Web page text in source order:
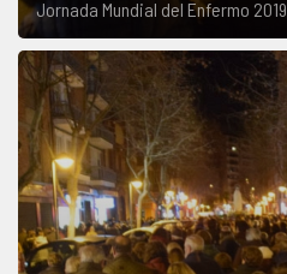
Jornada Mundial del Enfermo 2019